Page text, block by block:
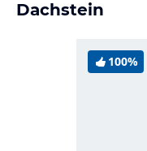
Dachstein
100%